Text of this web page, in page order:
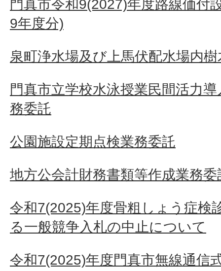
門真市令和9(2027)年度路線価付
9年度分)
泉町浄水場及び上馬伏配水場内
門真市立学校水泳授業民間活力
務委託
公園施設定期点検業務委託
地方公会計財務書類等作成業務委
令和7(2025)年度骨粗しょう症検
る一般競争入札の中止について
令和7(2025)年度門真市無線通信